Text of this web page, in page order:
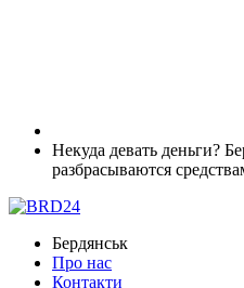
Некуда девать деньги?
разбрасываются
Бердянськ
Про нас
Контакти